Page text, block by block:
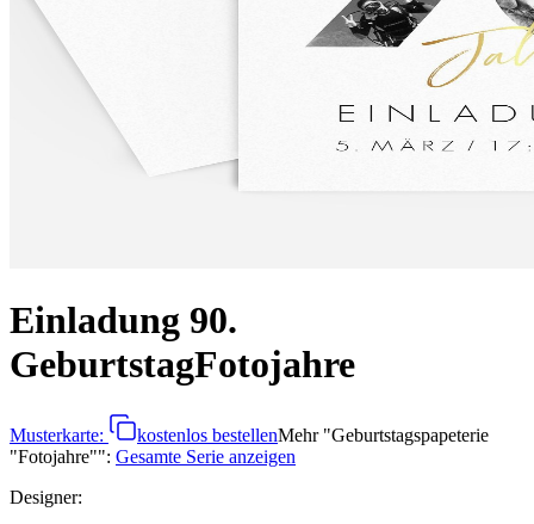
Einladung 90.
GeburtstagFotojahre
Musterkarte: kostenlos bestellenMehr"Geburtstagspapeterie
"Fotojahre"": Gesamte Serie anzeigen
Designer: